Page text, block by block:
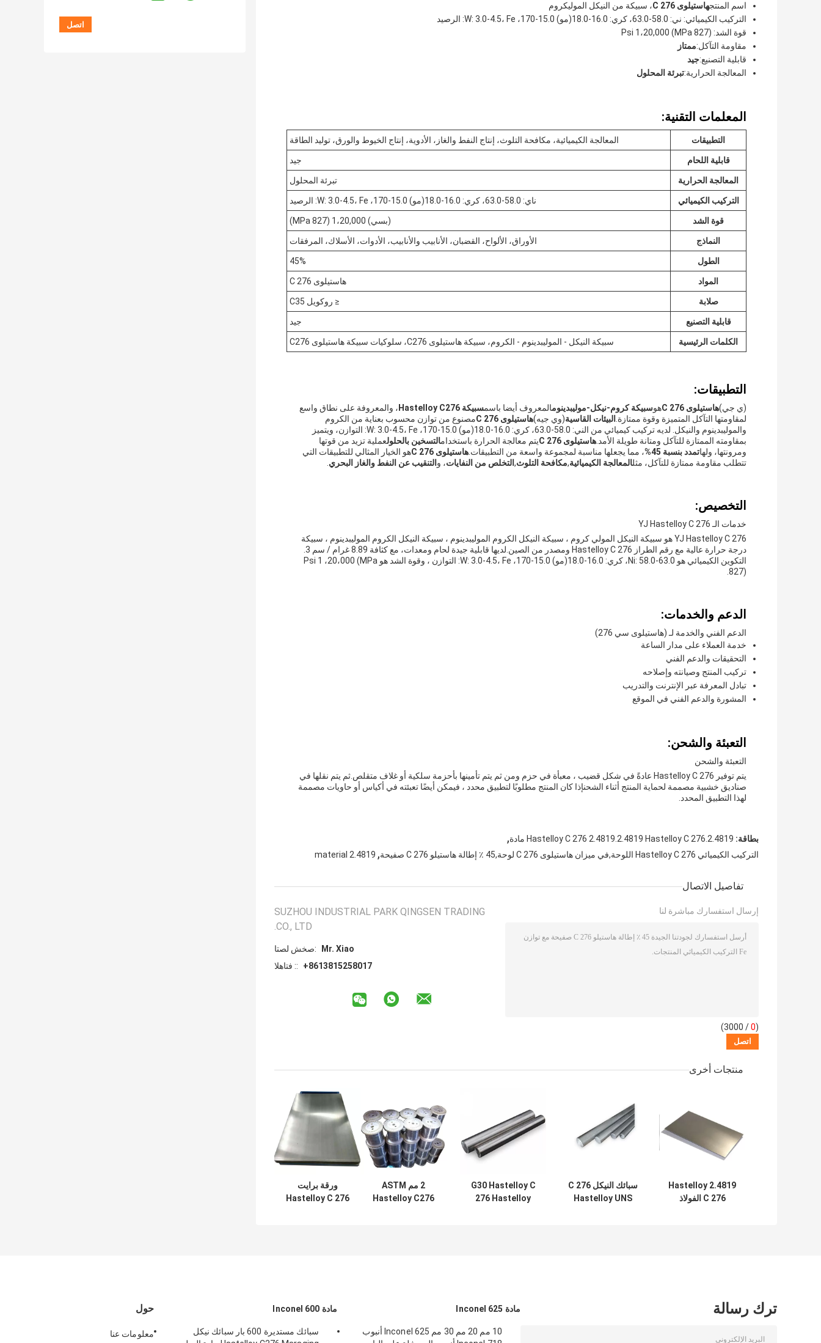
اسم المنتجهاستيلوى C 276
، سبيكة من النيكل الموليكروم
التركيب الكيميائي: ني: 58.0-63.0، كري: 16.0-18.0(مو) 15.0-170، W: 3.0-4.5، Fe: الرصيد
قوة الشد: Psi 1،20,000 (MPa 827)
مقاومة التآكل:ممتاز
قابلية التصنيع:جيد
المعالجة الحرارية:تبرئة المحلول
المعلمات التقنية:
التطبيقات المعالجة الكيميائية، مكافحة التلوث، إنتاج النفط والغاز، الأدوية، إنتاج الخيوط والورق، توليد الطاقة
قابلية اللحام جيد
المعالجة الحرارية تبرئة المحلول
التركيب الكيميائي ناي: 58.0-63.0، كري: 16.0-18.0(مو) 15.0-170، W: 3.0-4.5، Fe: الرصيد
قوة الشد (بسي) 1،20,000 (MPa 827)
النماذج الأوراق، الألواح، القضبان، الأنابيب والأنابيب، الأدوات، الأسلاك، المرفقات
الطول 45%
المواد هاستيلوى C 276
صلابة ≤ روكويل C35
قابلية التصنيع جيد
الكلمات الرئيسية سبيكة النيكل - الموليبدينوم - الكروم، سبيكة هاستيلوى C276، سلوكيات سبيكة هاستيلوى C276
التطبيقات:
(ي جي)هاستيلوى C 276 هوسبيكة كروم-نيكل-موليبدينومالمعروف أيضا باسمسبيكة Hastelloy C276
، والمعروفة على نطاق واسع
لمقاومتها التآكل المتميزة وقوة ممتازة. البيئات القاسية(وي جيه)هاستيلوى C 276
مصنوع من توازن محسوب بعناية من الكروم
والموليبدينوم والنيكل. لديه تركيب كيميائي من الني: 58.0-63.0، كري: 16.0-18.0(مو) 15.0-170، W: 3.0-4.5، Fe: التوازن، ويتميز
بمقاومته الممتازة للتآكل ومتانة طويلة الأمد.هاستيلوى C 276 يتم معالجة الحرارة باستخدامالتسخين بالحلولعملية تزيد من قوتها
ومرونتها، ولهاتمدد بنسبة 45% ، مما يجعلها مناسبة لمجموعة واسعة من التطبيقات.هاستيلوى C 276
هو الخيار المثالي للتطبيقات التي
تتطلب مقاومة ممتازة للتآكل، مثلالمعالجة الكيميائية,مكافحة التلوث, التخلص من النفايات، و التنقيب عن النفط والغاز البحري.
التخصيص:
خدمات الـ YJ Hastelloy C 276
YJ Hastelloy C 276 هو سبيكة النيكل المولي كروم ، سبيكة النيكل الكروم الموليبدينوم ، سبيكة النيكل الكروم الموليبدينوم ، سبيكة
درجة حرارة عالية مع رقم الطراز Hastelloy C 276 ومصدر من الصين.لديها قابلية جيدة لحام ومعدات، مع كثافة 8.89 غرام / سم 3.
التكوين الكيميائي هو Ni: 58.0-63.0، كري: 16.0-18.0(مو) 15.0-170، W: 3.0-4.5، Fe: التوازن ، وقوة الشد هو Psi 1 ،20،000 (MPa
827).
الدعم والخدمات:
الدعم الفني والخدمة لـ (هاستيلوى سي 276)
خدمة العملاء على مدار الساعة
التحقيقات والدعم الفني
تركيب المنتج وصيانته وإصلاحه
تبادل المعرفة عبر الإنترنت والتدريب
المشورة والدعم الفني في الموقع
التعبئة والشحن:
التعبئة والشحن
يتم توفير Hastelloy C 276 عادةً في شكل قضيب ، معبأة في حزم ومن ثم يتم تأمينها بأحزمة سلكية أو غلاف متقلص.ثم يتم نقلها في
صناديق خشبية مصممة لحماية المنتج أثناء الشحنإذا كان المنتج مطلوبًا لتطبيق محدد ، فيمكن أيضًا تعبئته في أكياس أو حاويات مصممة
لهذا التطبيق المحدد.
بطاقة: Hastelloy C 276 2.4819.2.4819 Hastelloy C 276.2.4819 مادة ,
التركيب الكيميائي Hastelloy C 276 اللوحة,في ميزان هاستيلوى C 276 لوحة,45 ٪ إطالة هاستيلو C 276 صفيحة ,
2.4819 material
تفاصيل الاتصال
SUZHOU INDUSTRIAL PARK QINGSEN TRADING
CO., LTD.
اتصل شخص:
Mr. Xiao
الهاتف ::
+8613815258017
إرسال استفسارك مباشرة لنا
(
0
/ 3000)
منتجات أخرى
2.4819 Hastelloy
C 276 الفولاذ
سبائك النيكل C 276
Hastelloy UNS
G30 Hastelloy C
276 Hastelloy
2 مم ASTM
Hastelloy C276
ورقة برايت
Hastelloy C 276
حول
معلومات عنا
مادة Inconel 600
سبائك مستديرة 600 بار سبائك نيكل
مادة Inconel 625
10 مم 20 مم 30 مم Inconel 625 أنبوب
ترك رسالة